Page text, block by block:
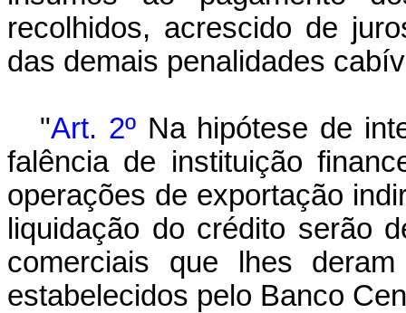
recolhidos, acrescido de
das demais penalidades
"Art. 2º Na hipótese de
falência de instituição
operações de exportação
liquidação do crédito serão
comerciais que lhes
estabelecidos pelo Banco